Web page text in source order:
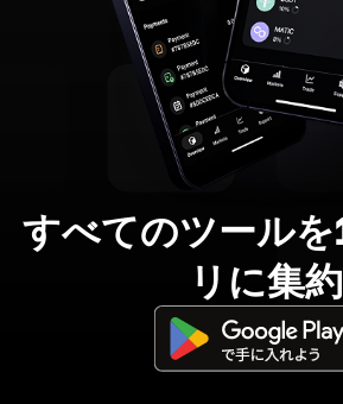
すべてのツール
リに集約